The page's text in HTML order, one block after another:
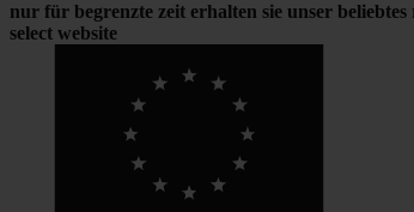
nur für begrenzte zeit erhalten sie unser
select website